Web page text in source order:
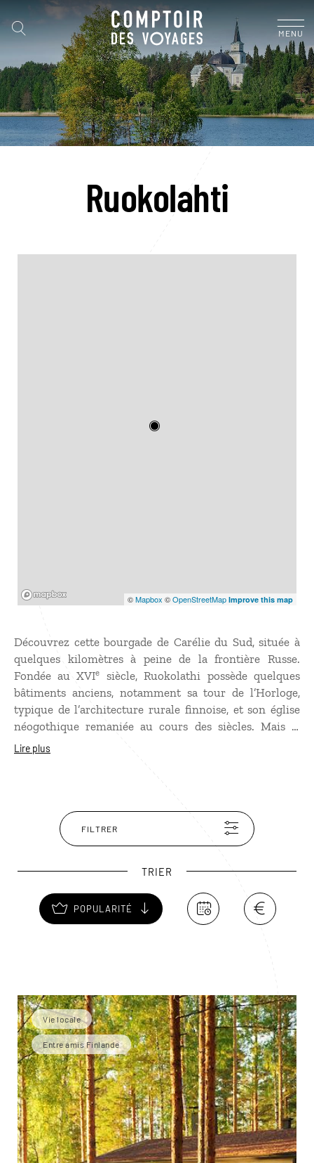
MENU
Ruokolahti
©Mapbox ©OpenStreetMap Improve this map
Découvrez cette bourgade de Carélie du Sud, située à
quelques kilomètres à peine de la frontière Russe.
Fondée au XVIe
siècle, Ruokolathi possède quelques
bâtiments anciens, notamment sa tour de l’Horloge,
typique de l’architecture rurale finnoise, et son église
néogothique remaniée au cours des siècles. Mais si
Ruokolathi attire autant les Finlandais en vacances,
célèbre rocher de Kummakivi (littéralement “la pierre
étrange“), un énorme bloc de granit en équilibre sur un
autre rocher plus petit de forme arrondie.
Lire plus
FILTRER
TRIER
POPULARITÉ
Vie locale
Entre amis Finlande